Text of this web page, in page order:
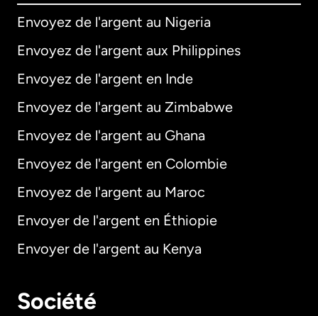
Envoyez de l'argent au Nigeria
Envoyez de l'argent aux Philippines
Envoyez de l'argent en Inde
Envoyez de l'argent au Zimbabwe
Envoyez de l'argent au Ghana
Envoyez de l'argent en Colombie
Envoyez de l'argent au Maroc
Envoyer de l'argent en Éthiopie
Envoyer de l'argent au Kenya
Société